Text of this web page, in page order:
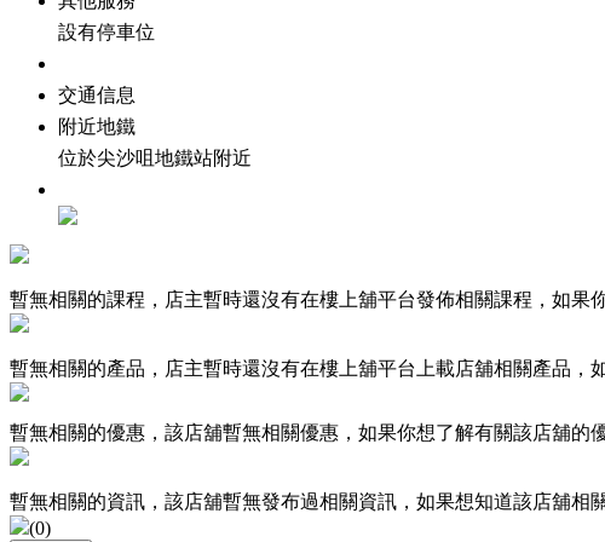
設有停車位
交通信息
附近地鐵
位於尖沙咀地鐵站附近
暫無相關的課程，店主暫時還沒有在樓上舖平台發佈相關課程，如果
暫無相關的產品，店主暫時還沒有在樓上舖平台上載店舖相關產品，
暫無相關的優惠，該店舖暫無相關優惠，如果你想了解有關該店舖
暫無相關的資訊，該店舖暫無發布過相關資訊，如果想知道該店舖相
(0)